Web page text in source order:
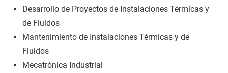
Desarrollo de Proyectos de Instalaciones Térmicas y
de Fluidos
Mantenimiento de Instalaciones Térmicas y de
Fluidos
Mecatrónica Industrial